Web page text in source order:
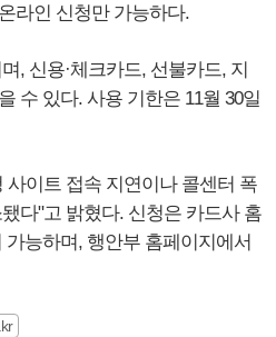
라인 신청만 가능하다.
, 신용·체크카드, 선불카드, 지
수 있다. 사용 기한은 11월 30일
사이트 접속 지연이나 콜센터 폭
다"고 밝혔다. 신청은 카드사 홈
능하며, 행안부 홈페이지에서